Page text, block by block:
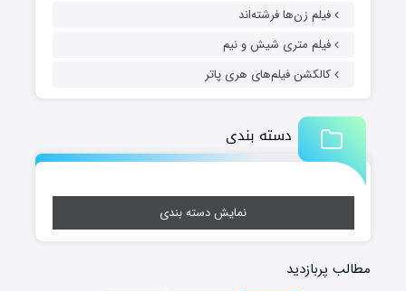
فیلم زن‌ها فرشته‌اند
فیلم متری شیش و نیم
کالکشن فیلم‌های هری پاتر
دسته بندی
نمایش دسته بندی
مطالب پربازدید